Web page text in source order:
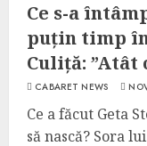
Ce s-a
puțin timp
Culiță: ”Atât
CABARET NEWS
Ce a făcut Geta
să nască? Sora